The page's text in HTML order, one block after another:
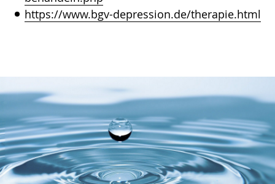
https://www.bgv-depression.de/therapie.html